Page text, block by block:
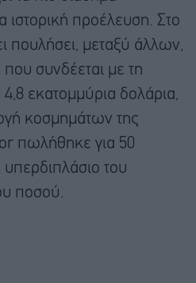
ιστορική προέλευση. Στο
πουλήσει, μεταξύ άλλων,
που συνδέεται με τη
εκατομμύρια δολάρια,
κοσμημάτων της
πωλήθηκε για 50
του
ποσού.